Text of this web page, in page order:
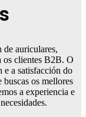
auriculares,
os clientes B2B. O
e a satisfacción do
os mellores
a experiencia e